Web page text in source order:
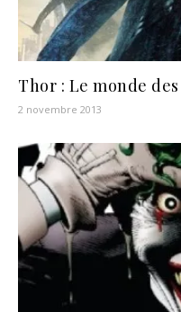
Thor : Le monde
2 novembre 2013